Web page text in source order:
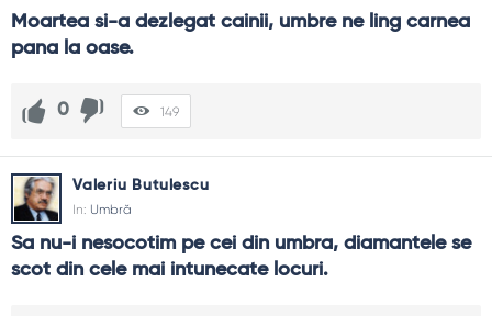
Moartea si-a dezlegat cainii, umbre ne ling carnea
pana la oase.
0 149
Valeriu Butulescu
In: Umbră
Sa nu-i nesocotim pe cei din umbra, diamantele se
scot din cele mai intunecate locuri.